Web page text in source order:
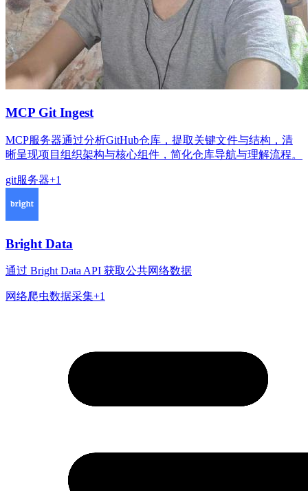
MCP Git Ingest
MCP服务器通过分析GitHub仓库，提取关键文件与结构，清
晰呈现项目组织架构与核心组件，简化仓库导航与理解流程。
git服务器+1
Bright Data
通过 Bright Data API 获取公共网络数据
网络爬虫数据采集+1